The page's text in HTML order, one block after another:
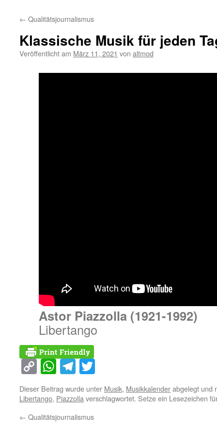
← Qualitätsjournalismus
Klassische Musik für jeden
Veröffentlicht am März 11, 2021 von altmod
Astor Piazzolla (1921-1992)
Libertango
Copy
Link
WhatsApp
Telegram
Dieser Beitrag wurde unter Musik, Musikkalenderabgelegt und
Libertango, Piazzolla verschlagwortet. Setze ein Lesezeichen
← Qualitätsjournalismus